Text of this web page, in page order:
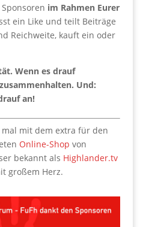
im Rahmen Eurer
ein Like und teilt Beiträge
Reichweite, kauft ein oder
Wenn es drauf
Und:
an!
mit dem extra für den
Online-Shop von
bekannt als Highlander.tv
großem Herz.